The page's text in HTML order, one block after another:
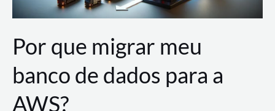
Por que migrar meu
banco de dados para a
AWS?